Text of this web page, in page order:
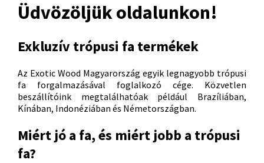
Üdvözöljük oldalunkon!
Exkluzív trópusi fa termékek
Az Exotic Wood Magyarország egyik legnagyobb trópusi
fa forgalmazásával foglalkozó cége. Közvetlen
beszállítóink megtalálhatóak például Brazíliában,
Kínában, Indonéziában és Németországban.
Miért jó a fa, és miért jobb a trópusi
fa?